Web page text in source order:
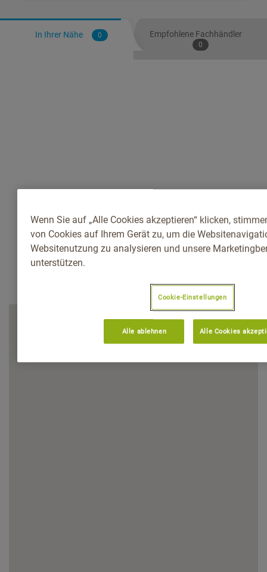
In Ihrer Nähe 0 Empfohlene Fachhändler
0
Wenn Sie auf „Alle Cookies akzeptieren“ klicken,
von Cookies auf Ihrem Gerät zu, um die
Websitenutzung zu analysieren und unsere
unterstützen.
Cookie-Einstellungen
Alle ablehnen Alle Cookies